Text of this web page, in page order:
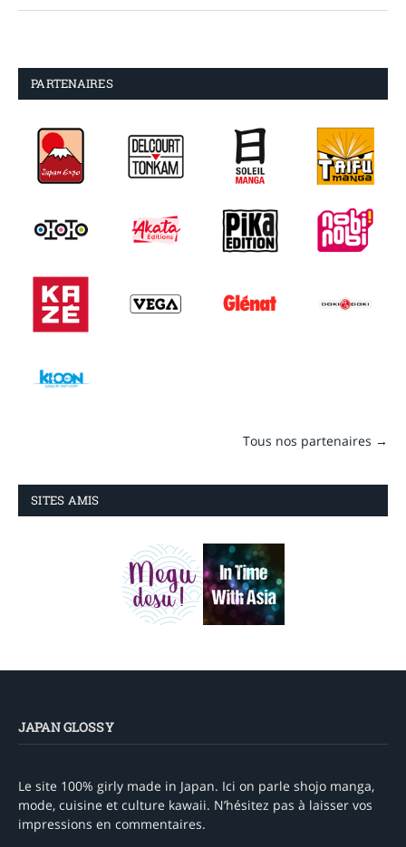
PARTENAIRES
Tous nos partenaires →
SITES AMIS
JAPAN GLOSSY
Le site 100% girly made in Japan. Ici on parle shojo manga,
mode, cuisine et culture kawaii. N’hésitez pas à laisser vos
impressions en commentaires.